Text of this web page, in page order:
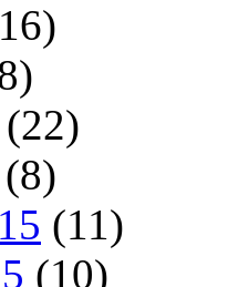
(22)
(8)
(11)
(10)